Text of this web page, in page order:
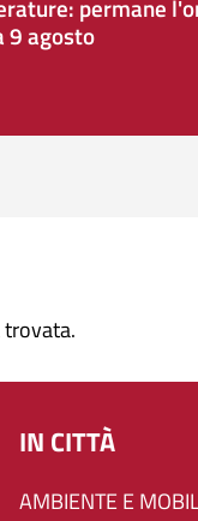
permane
9 agosto
trovata.
IN CITTÀ
AMBIENTE E